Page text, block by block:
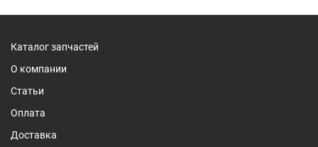
Каталог запчастей
О компании
Статьи
Оплата
Доставка